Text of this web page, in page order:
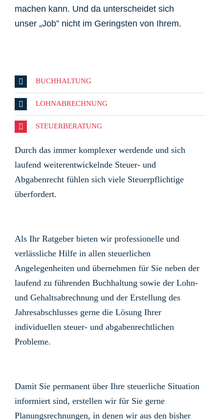
machen kann. Und da unterscheidet sich
unser „Job” nicht im Geringsten von Ihrem.
BUCHHALTUNG
LOHNABRECHNUNG
STEUERBERATUNG
Durch das immer komplexer werdende und sich
laufend weiterentwickelnde Steuer- und
Abgabenrecht fühlen sich viele Steuerpflichtige
überfordert.
Als Ihr Ratgeber bieten wir professionelle und
verlässliche Hilfe in allen steuerlichen
Angelegenheiten und übernehmen für Sie neben der
laufend zu führenden Buchhaltung sowie der Lohn-
und Gehaltsabrechnung und der Erstellung des
Jahresabschlusses gerne die Lösung Ihrer
individuellen steuer- und abgabenrechtlichen
Probleme.
Damit Sie permanent über Ihre steuerliche Situation
informiert sind, erstellen wir für Sie gerne
Planungsrechnungen, in denen wir aus den bisher